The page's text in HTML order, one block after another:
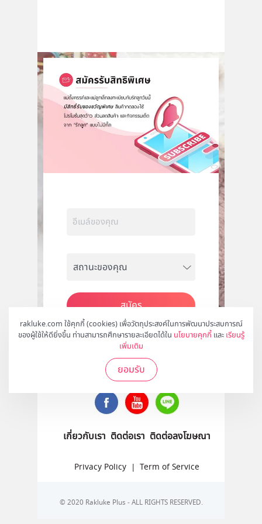
rakluke.com ใช้คุกกี้ (cookies) เพื่อวัตถุประสงค์ในการพัฒนาประสบการณ์
ของผู้ใช้ให้ดียิ่งขึ้น ท่านสามารถศึกษารายละเอียดได้ใน นโยบายคุกกี้ และ เรียนรู้
เพิ่มเติม
ยอมรับ
สมัคร
ติดตามเราได้ที่
เกี่ยวกับเรา ติดต่อเรา ติดต่อลงโฆษณา
Privacy Policy | Term of Service
© 2020 Rakluke Plus - ALL RIGHTS RESERVED.